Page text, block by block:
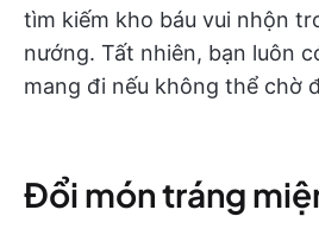
tìm kiếm kho báu vui nhộn
nướng. Tất nhiên, bạn luôn
mang đi nếu không thể chờ
Đổi món tráng